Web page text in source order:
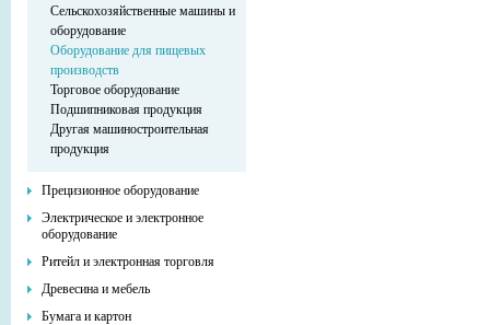
Сельскохозяйственные машины и
оборудование
Оборудование для пищевых
производств
Торговое оборудование
Подшипниковая продукция
Другая машиностроительная
продукция
Прецизионное оборудование
Электрическое и электронное
оборудование
Ритейл и электронная торговля
Древесина и мебель
Бумага и картон